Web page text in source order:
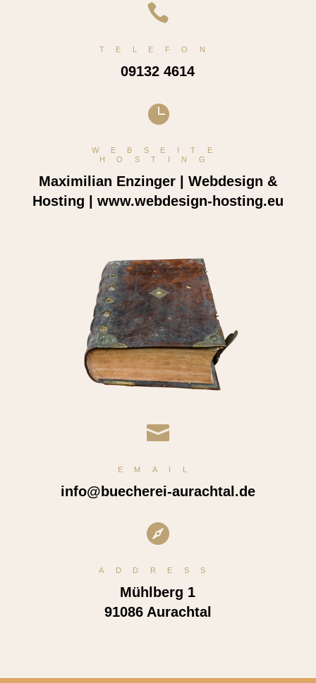

TELEFON
09132 4614

WEBSEITE
HOSTING
Maximilian Enzinger | Webdesign &
Hosting | www.webdesign-hosting.eu

EMAIL
info@buecherei-aurachtal.de

ADDRESS
Mühlberg 1
91086 Aurachtal